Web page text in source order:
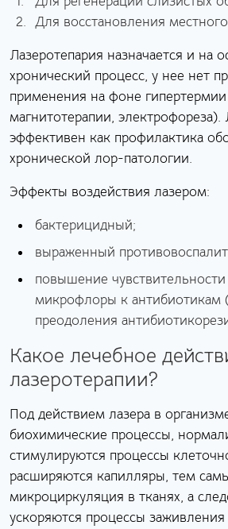
Для восстановления
Лазеротепария назначается и на
хронический процесс, у нее нет
применения на фоне
магнитотерапии, электрофореза).
эффективен как профилактика
хронической лор-патологии.
Эффекты воздействия лазером:
бактерицидный;
выраженный
повышение
микрофлоры к антибиотикам
преодоления
Какое лечебное
лазеротерапии?
Под действием лазера в
биохимические процессы,
стимулируются процессы
расширяются капилляры, тем
микроциркуляция в тканях, а
ускоряются процессы